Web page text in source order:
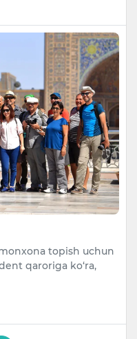
topish uchun
qaroriga ko‘ra,